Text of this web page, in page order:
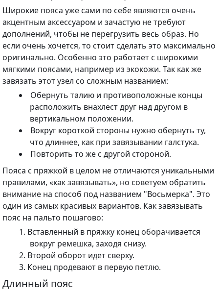
Широкие пояса уже сами по себе являются очень
акцентным аксессуаром и зачастую не требуют
дополнений, чтобы не перегрузить весь образ. Но
если очень хочется, то стоит сделать это максимально
оригинально. Особенно это работает с широкими
мягкими поясами, например из экокожи. Так как же
завязать этот узел со сложным названием:
Обернуть талию и противоположные концы
расположить внахлест друг над другом в
вертикальном положении.
Вокруг короткой стороны нужно обернуть ту,
что длиннее, как при завязывании галстука.
Повторить то же с другой стороной.
Пояса с пряжкой в целом не отличаются уникальными
правилами, «как завязывать», но советуем обратить
внимание на способ под названием "Восьмерка". Это
один из самых красивых вариантов. Как завязывать
пояс на пальто пошагово:
Вставленный в пряжку конец оборачивается
вокруг ремешка, заходя снизу.
Второй оборот идет сверху.
Конец продевают в первую петлю.
Длинный пояс